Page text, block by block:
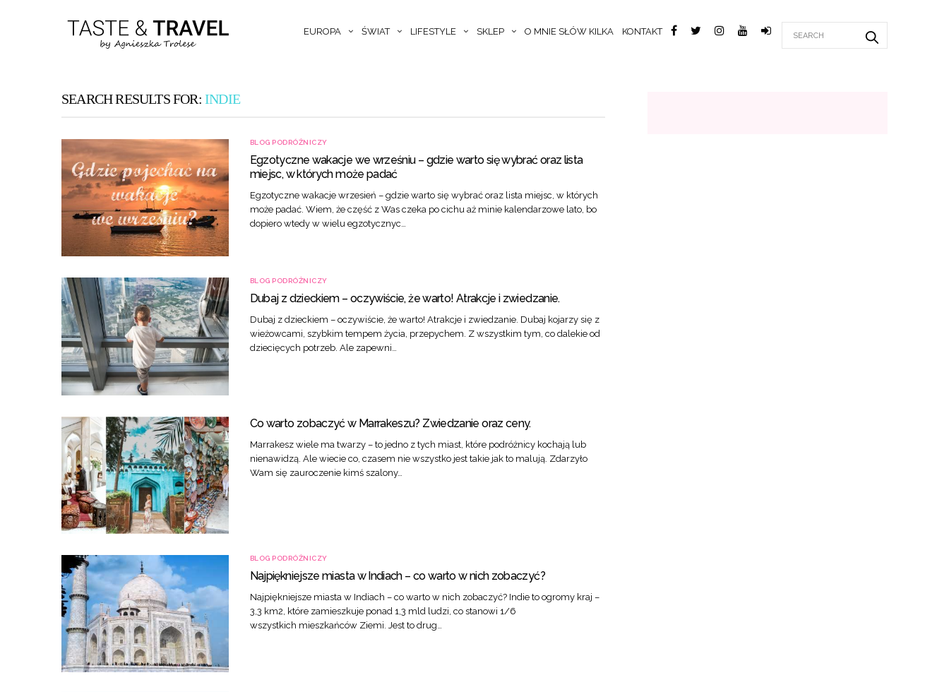
EUROPA ŚWIAT LIFESTYLE SKLEP O MNIE SŁÓW KILKA KONTAKT
SEARCH RESULTS FOR: INDIE
BLOG PODRÓŻNICZY
Egzotyczne wakacje we wrześniu – gdzie warto się wybrać oraz lista
miejsc, w których może padać
Egzotyczne wakacje wrzesień – gdzie warto się wybrać oraz lista miejsc, w których
może padać. Wiem, że część z Was czeka po cichu aż minie kalendarzowe lato, bo
dopiero wtedy w wielu egzotycznyc…
BLOG PODRÓŻNICZY
Dubaj z dzieckiem – oczywiście, że warto! Atrakcje i zwiedzanie.
Dubaj z dzieckiem – oczywiście, że warto! Atrakcje i zwiedzanie. Dubaj kojarzy się z
wieżowcami, szybkim tempem życia, przepychem. Z wszystkim tym, co dalekie od
dziecięcych potrzeb. Ale zapewni…
Co warto zobaczyć w Marrakeszu? Zwiedzanie oraz ceny.
Marrakesz wiele ma twarzy – to jedno z tych miast, które podróżnicy kochają lub
nienawidzą. Ale wiecie co, czasem nie wszystko jest takie jak to malują. Zdarzyło
Wam się zauroczenie kimś szalony…
BLOG PODRÓŻNICZY
Najpiękniejsze miasta w Indiach – co warto w nich zobaczyć?
Najpiękniejsze miasta w Indiach – co warto w nich zobaczyć? Indie to ogromy kraj –
3,3 km2, które zamieszkuje ponad 1,3 mld ludzi, co stanowi 1/6
wszystkich mieszkańców Ziemi. Jest to drug…